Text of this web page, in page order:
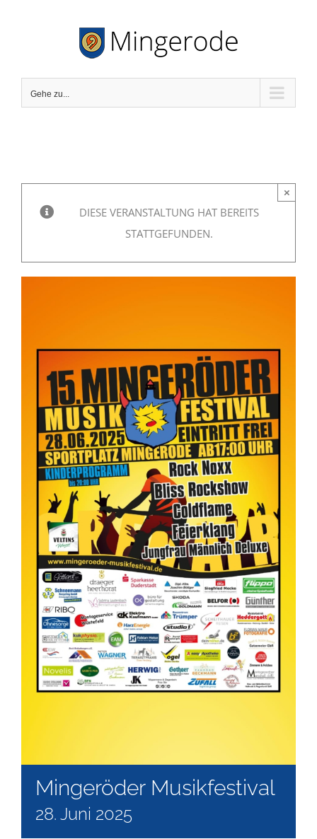
Gehe zu...
DIESE VERANSTALTUNG HAT BEREITS
STATTGEFUNDEN.
×
Mingeröder Musikfestival
28. Juni 2025